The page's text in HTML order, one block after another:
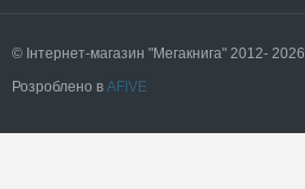
© Інтернет-магазин "Мегакнига" 2012- 2026
Розроблено в AFIVE